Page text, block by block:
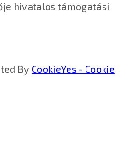
hivatalos támogatási
By CookieYes - Cookie